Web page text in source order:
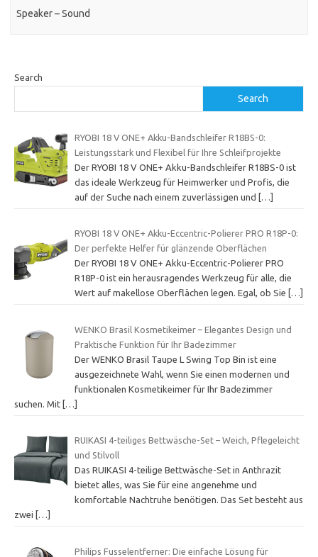
Speaker – Sound
Search
Search
RYOBI 18 V ONE+ Akku-Bandschleifer R18BS-0:
Leistungsstark und Flexibel für Ihre Schleifprojekte
Der RYOBI 18 V ONE+ Akku-Bandschleifer R18BS-0 ist
das ideale Werkzeug für Heimwerker und Profis, die
auf der Suche nach einem zuverlässigen und
[…]
RYOBI 18 V ONE+ Akku-Eccentric-Polierer PRO R18P-0:
Der perfekte Helfer für glänzende Oberflächen
Der RYOBI 18 V ONE+ Akku-Eccentric-Polierer PRO
R18P-0 ist ein herausragendes Werkzeug für alle, die
Wert auf makellose Oberflächen legen. Egal, ob Sie
[…]
WENKO Brasil Kosmetikeimer – Elegantes Design und
Praktische Funktion für Ihr Badezimmer
Der WENKO Brasil Taupe L Swing Top Bin ist eine
ausgezeichnete Wahl, wenn Sie einen modernen und
funktionalen Kosmetikeimer für Ihr Badezimmer
suchen. Mit […]
RUIKASI 4-teiliges Bettwäsche-Set – Weich, Pflegeleicht
und Stilvoll
Das RUIKASI 4-teilige Bettwäsche-Set in Anthrazit
bietet alles, was Sie für eine angenehme und
komfortable Nachtruhe benötigen. Das Set besteht aus
zwei
[…]
Philips Fusselentferner: Die einfache Lösung für